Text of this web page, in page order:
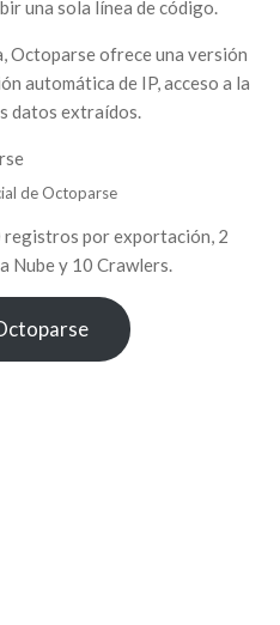
una sola línea de código.
Octoparse ofrece una versión
automática de IP, acceso a la
datos extraídos.
de Octoparse
por exportación, 2
Nube y 10 Crawlers.